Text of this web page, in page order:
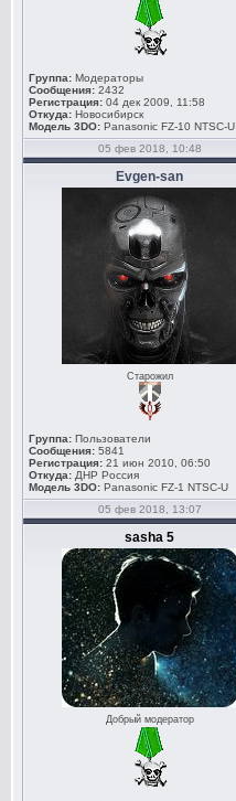
Группа: Модераторы
Сообщения: 2432
Регистрация: 04 дек 2009, 11:58
Откуда: Новосибирск
Модель 3DO: Panasonic FZ-10 NTSC-U
05 фев 2018, 10:48
Evgen-san
Старожил
Группа: Пользователи
Сообщения: 5841
Регистрация: 21 июн 2010, 06:50
Откуда: ДНР Россия
Модель 3DO: Panasonic FZ-1 NTSC-U
05 фев 2018, 13:07
sasha 5
Добрый модератор